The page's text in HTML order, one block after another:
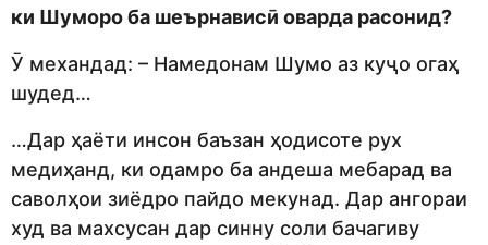
ки Шуморо ба шеърнависӣ оварда расонид?
Ӯ механдад: – Намедонам Шумо аз куҷо огаҳ
шудед…
…Дар ҳаёти инсон баъзан ҳодисоте рух
медиҳанд, ки одамро ба андеша мебарад ва
саволҳои зиёдро пайдо мекунад. Дар ангораи
худ ва махсусан дар синну соли бачагиву